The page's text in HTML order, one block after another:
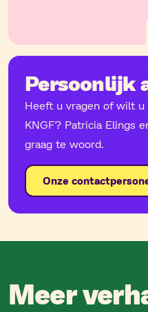
Persoonlijk
Heeft u vragen of wilt u
KNGF? Patricia Elings
graag te woord.
Onze
Meer